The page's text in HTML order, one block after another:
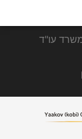
משרד עו"ד